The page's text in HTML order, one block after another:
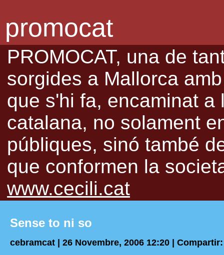
promocat
PROMOCAT, una de
sorgides a Mallorca
que s'hi fa, encaminat
catalana, no solament
públiques, sinó també
que conformen la
www.cecili.cat
Sense to ni so
cebramcat | 26 Novembre, 2006 12:20 | Compartir: